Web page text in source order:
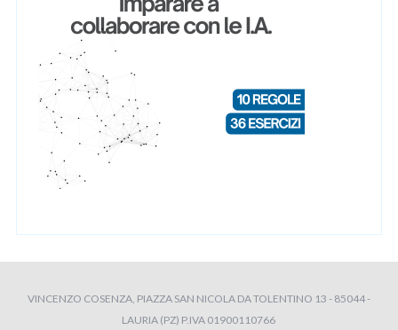
VINCENZO COSENZA, PIAZZA SAN NICOLA DA TOLENTINO 13 - 85044 -
LAURIA (PZ) P.IVA 01900110766